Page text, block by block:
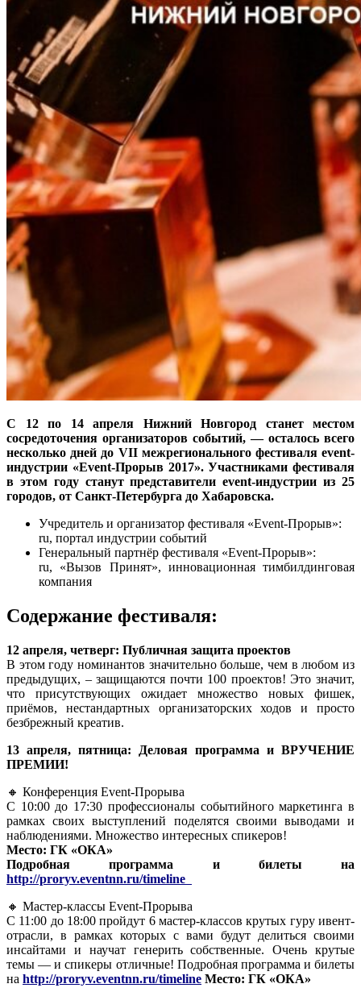
С 12 по 14 апреля Нижний Новгород станет местом
сосредоточения организаторов событий, — осталось всего
несколько дней до VII межрегионального фестиваля event-
индустрии «Event-Прорыв 2017». Участниками фестиваля
в этом году станут представители event-индустрии из 25
городов, от Санкт-Петербурга до Хабаровска.
Учредитель и организатор фестиваля «Event-Прорыв»:
ru, портал индустрии событий
Генеральный партнёр фестиваля «Event-Прорыв»:
ru, «Вызов Принят», инновационная тимбилдинговая
компания
Содержание фестиваля:
12 апреля, четверг: Публичная защита проектов
В этом году номинантов значительно больше, чем в любом из
предыдущих, – защищаются почти 100 проектов! Это значит,
что присутствующих ожидает множество новых фишек,
приёмов, нестандартных организаторских ходов и просто
безбрежный креатив.
13 апреля, пятница: Деловая программа и ВРУЧЕНИЕ
ПРЕМИИ!
🔸 Конференция Event-Прорыва
С 10:00 до 17:30 профессионалы событийного маркетинга в
рамках своих выступлений поделятся своими выводами и
наблюдениями. Множество интересных спикеров!
Место: ГК «ОКА»
Подробная программа и билеты на
http://proryv.eventnn.ru/timeline
🔸 Мастер-классы Event-Прорыва
С 11:00 до 18:00 пройдут 6 мастер-классов крутых гуру ивент-
отрасли, в рамках которых с вами будут делиться своими
инсайтами и научат генерить собственные. Очень крутые
темы — и спикеры отличные! Подробная программа и билеты
на http://proryv.eventnn.ru/timeline Место: ГК «ОКА»